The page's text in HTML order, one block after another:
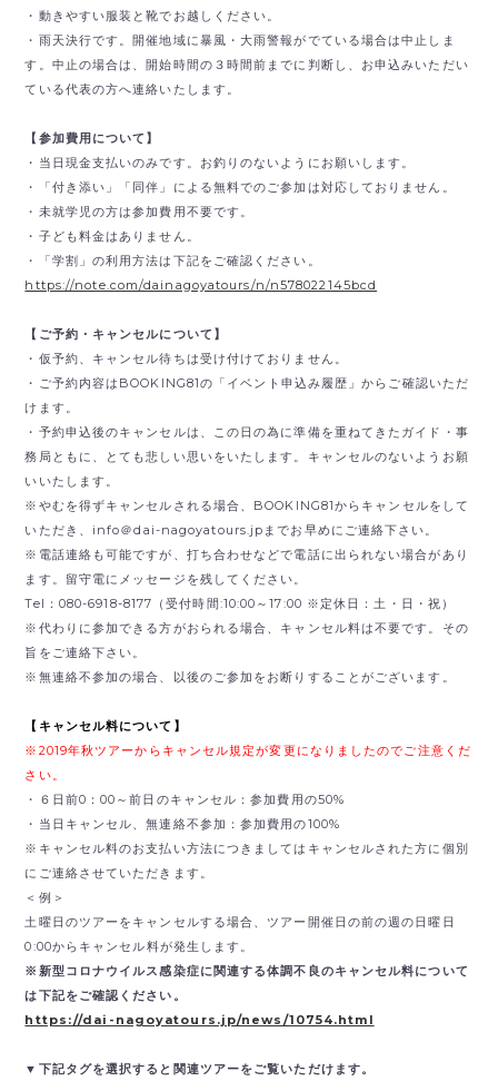
・動きやすい服装と靴でお越しください。
・雨天決行です。開催地域に暴風・大雨警報がでている場合は中止しま
す。中止の場合は、開始時間の３時間前までに判断し、お申込みいただい
ている代表の方へ連絡いたします。
【参加費用について】
・当日現金支払いのみです。 お釣りのないようにお願いします。
・「付き添い」「同伴」による無料でのご参加は対応しておりません。
・未就学児の方は参加費用不要です。
・子ども料金はありません。
・「学割」の利用方法は下記をご確認ください。
https://note.com/dainagoyatours/n/n578022145bcd
【ご予約・キャンセルについて】
・仮予約、キャンセル待ちは受け付けておりません。
・ご予約内容はBOOKING81の「イベント申込み履歴」からご確認いただ
けます。
・予約申込後のキャンセルは、この日の為に準備を重ねてきたガイド・事
務局ともに、とても悲しい思いをいたします。キャンセルのないようお願
いいたします。
※やむを得ずキャンセルされる場合、BOOKING81からキャンセルをして
いただき、 info＠dai-nagoyatours.jpまでお早めにご連絡下さい。
※電話連絡も可能ですが、打ち合わせなどで電話に出られない場合があり
ます。留守電にメッセージを残してください。
Tel：080-6918-8177（受付時間:10:00～17:00 ※定休日：土・日・祝）
※代わりに参加できる方がおられる場合、キャンセル料は不要です。その
旨をご連絡下さい。
※無連絡不参加の場合、以後のご参加をお断りすることがございます。
【キャンセル料について】
※2019年秋ツアーからキャンセル規定が変更になりましたのでご注意くだ
さい。
・６日前0：00～前日のキャンセル：参加費用の50%
・当日キャンセル、無連絡不参加：参加費用の100%
※キャンセル料のお支払い方法につきましてはキャンセルされた方に個別
にご連絡させていただきます。
＜例＞
土曜日のツアーをキャンセルする場合、ツアー開催日の前の週の日曜日
0:00からキャンセル料が発生します。
※新型コロナウイルス感染症に関連する体調不良のキャンセル料について
は下記をご確認ください。
https://dai-nagoyatours.jp/news/10754.html
▼下記タグを選択すると関連ツアーをご覧いただけます。